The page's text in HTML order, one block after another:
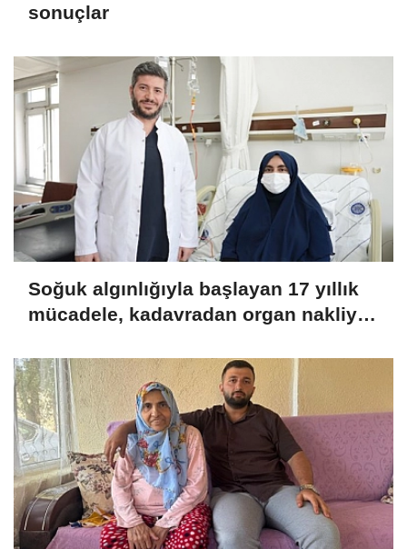
sonuçlar
Soğuk algınlığıyla başlayan 17 yıllık
mücadele, kadavradan organ nakliyle